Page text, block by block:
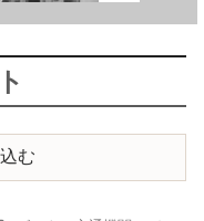
む